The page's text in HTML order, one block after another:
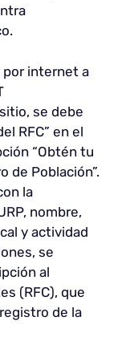
por internet a
se debe
RFC” en el
“Obtén tu
de Población”.
la
nombre,
y actividad
se
al
(RFC), que
de la